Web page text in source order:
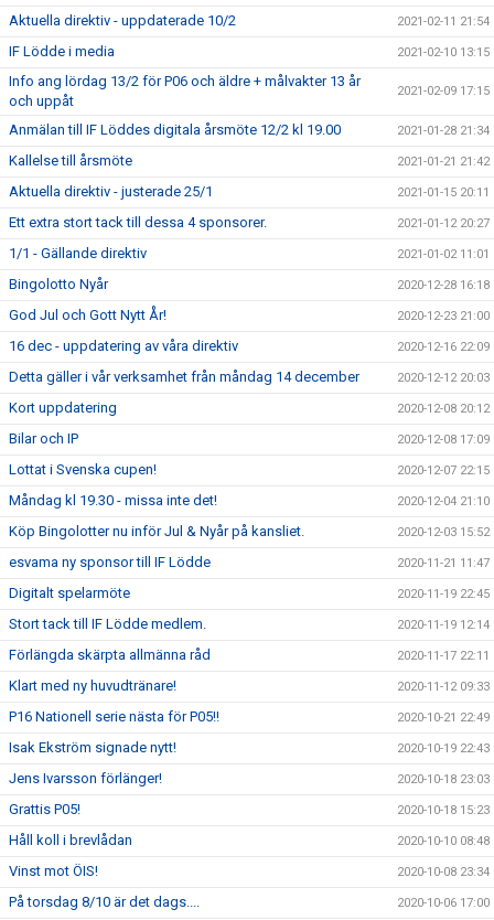
Aktuella direktiv - uppdaterade 10/2 2021-02-11 21:54
IF Lödde i media 2021-02-10 13:15
Info ang lördag 13/2 för P06 och äldre + målvakter 13 år
och uppåt
2021-02-09 17:15
Anmälan till IF Löddes digitala årsmöte 12/2 kl 19.00 2021-01-28 21:34
Kallelse till årsmöte 2021-01-21 21:42
Aktuella direktiv - justerade 25/1 2021-01-15 20:11
Ett extra stort tack till dessa 4 sponsorer. 2021-01-12 20:27
1/1 - Gällande direktiv 2021-01-02 11:01
Bingolotto Nyår 2020-12-28 16:18
God Jul och Gott Nytt År! 2020-12-23 21:00
16 dec - uppdatering av våra direktiv 2020-12-16 22:09
Detta gäller i vår verksamhet från måndag 14 december 2020-12-12 20:03
Kort uppdatering 2020-12-08 20:12
Bilar och IP 2020-12-08 17:09
Lottat i Svenska cupen! 2020-12-07 22:15
Måndag kl 19.30 - missa inte det! 2020-12-04 21:10
Köp Bingolotter nu inför Jul & Nyår på kansliet. 2020-12-03 15:52
esvama ny sponsor till IF Lödde 2020-11-21 11:47
Digitalt spelarmöte 2020-11-19 22:45
Stort tack till IF Lödde medlem. 2020-11-19 12:14
Förlängda skärpta allmänna råd 2020-11-17 22:11
Klart med ny huvudtränare! 2020-11-12 09:33
P16 Nationell serie nästa för P05!! 2020-10-21 22:49
Isak Ekström signade nytt! 2020-10-19 22:43
Jens Ivarsson förlänger! 2020-10-18 23:03
Grattis P05! 2020-10-18 15:23
Håll koll i brevlådan 2020-10-10 08:48
Vinst mot ÖIS! 2020-10-08 23:34
På torsdag 8/10 är det dags.... 2020-10-06 17:00